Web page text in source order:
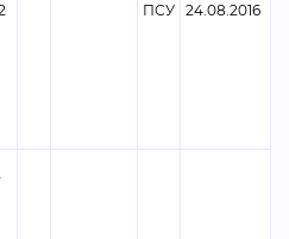
ПСУ 24.08.2016